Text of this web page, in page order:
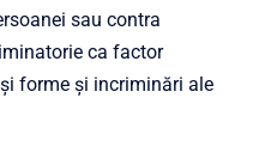
sau contra
ca factor
forme şi incriminări ale